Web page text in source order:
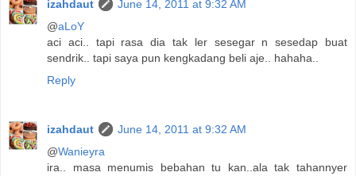
izahdaut
June 14, 2011 at 9:32 AM
@aLoY
aci aci.. tapi rasa dia tak ler sesegar n sesedap buat
sendrik.. tapi saya pun kengkadang beli aje.. hahaha..
Reply
izahdaut
June 14, 2011 at 9:32 AM
@Wanieyra
ira.. masa menumis bebahan tu kan..ala tak tahannyer